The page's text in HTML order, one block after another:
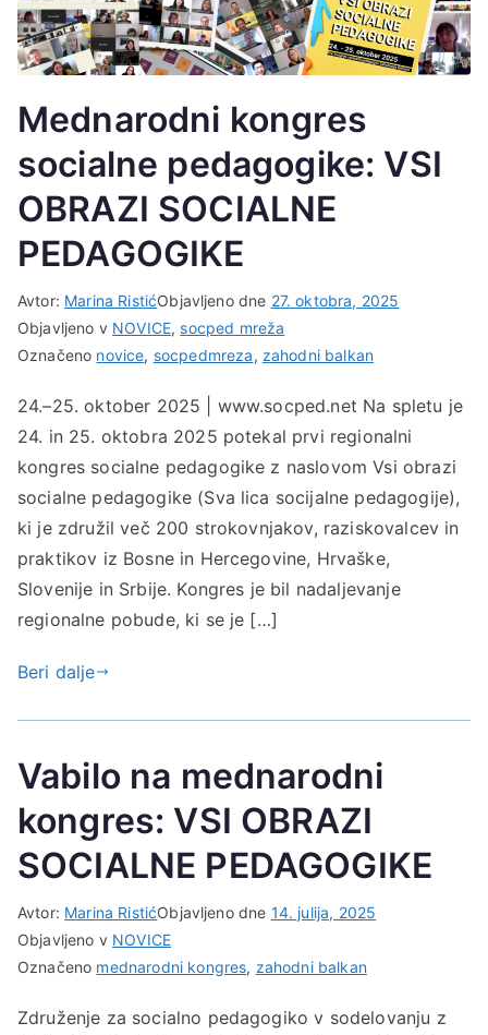
Mednarodni kongres
socialne pedagogike: VSI
OBRAZI SOCIALNE
PEDAGOGIKE
Avtor: Marina RistićObjavljeno dne 27. oktobra, 2025
Objavljeno v NOVICE, socped mreža
Označeno novice, socpedmreza, zahodni balkan
24.–25. oktober 2025 | www.socped.net Na spletu je
24. in 25. oktobra 2025 potekal prvi regionalni
kongres socialne pedagogike z naslovom Vsi obrazi
socialne pedagogike (Sva lica socijalne pedagogije),
ki je združil več 200 strokovnjakov, raziskovalcev in
praktikov iz Bosne in Hercegovine, Hrvaške,
Slovenije in Srbije. Kongres je bil nadaljevanje
regionalne pobude, ki se je […]
Beri dalje
Vabilo na mednarodni
kongres: VSI OBRAZI
SOCIALNE PEDAGOGIKE
Avtor: Marina RistićObjavljeno dne 14. julija, 2025
Objavljeno v NOVICE
Označeno mednarodni kongres, zahodni balkan
Združenje za socialno pedagogiko v sodelovanju z